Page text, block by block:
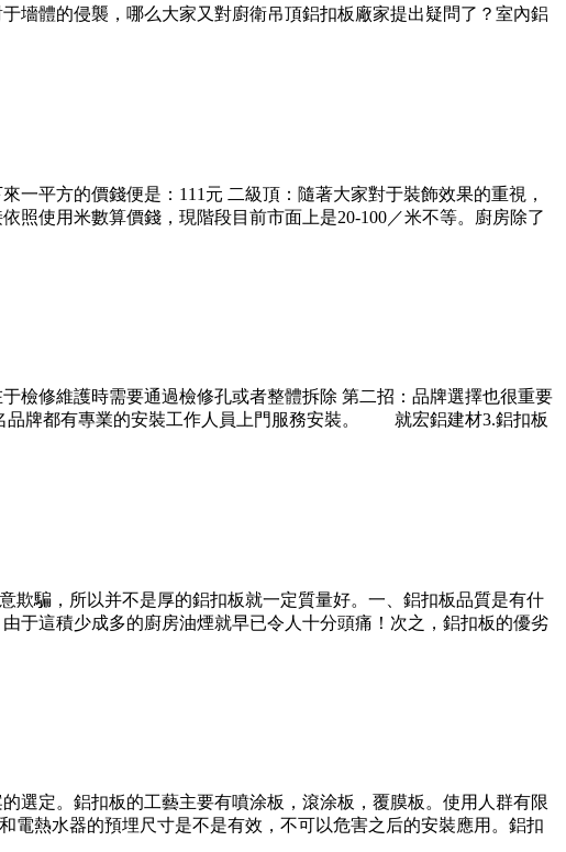
墻體的侵襲，哪么大家又對廚衛吊頂鋁扣板廠家提出疑問了？室內鋁
平方的價錢便是：111元 二級頂：隨著大家對于裝飾效果的重視，
照使用米數算價錢，現階段目前市面上是20-100／米不等。廚房除了
檢修維護時需要通過檢修孔或者整體拆除 第二招：品牌選擇也很重要
品牌都有專業的安裝工作人員上門服務安裝。 就宏鋁建材3.鋁扣板
欺騙，所以并不是厚的鋁扣板就一定質量好。一、鋁扣板品質是有什
于這積少成多的廚房油煙就早已令人十分頭痛！次之，鋁扣板的優劣
選定。鋁扣板的工藝主要有噴涂板，滾涂板，覆膜板。使用人群有限
電熱水器的預埋尺寸是不是有效，不可以危害之后的安裝應用。鋁扣